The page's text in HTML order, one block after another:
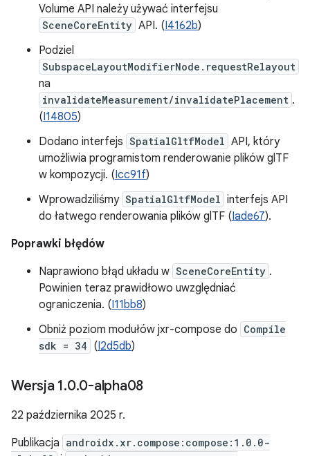
Volume API należy używać interfejsu
SceneCoreEntity API. (I4162b)
Podziel
SubspaceLayoutModifierNode.requestRelayout
na
invalidateMeasurement/invalidatePlacement .
(I14805)
Dodano interfejs SpatialGltfModel API, który
umożliwia programistom renderowanie plików glTF
w kompozycji. (Icc91f)
Wprowadziliśmy SpatialGltfModel interfejs API
do łatwego renderowania plików glTF (Iade67).
Poprawki błędów
Naprawiono błąd układu w SceneCoreEntity .
Powinien teraz prawidłowo uwzględniać
ograniczenia. (I11bb8)
Obniż poziom modułów jxr-compose do Compile
sdk = 34 (I2d5db)
Wersja 1.0.0-alpha08
22 października 2025 r.
Publikacja androidx.xr.compose:compose:1.0.0-